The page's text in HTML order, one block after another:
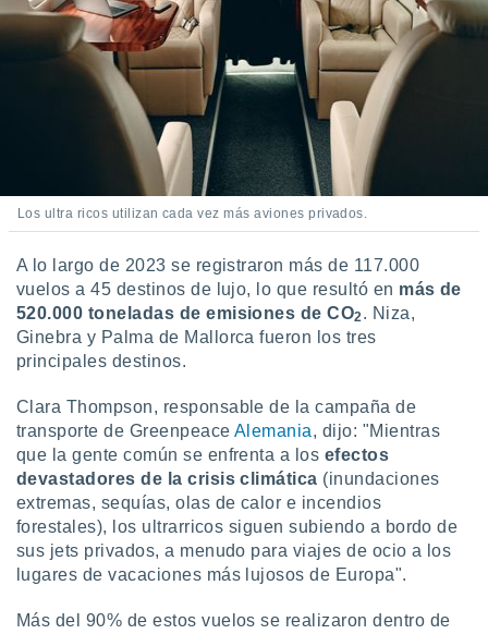
Los ultra ricos utilizan cada vez más aviones privados.
A lo largo de 2023 se registraron más de 117.000
vuelos a 45 destinos de lujo, lo que resultó en más de
520.000 toneladas de emisiones de CO2. Niza,
Ginebra y Palma de Mallorca fueron los tres
principales destinos.
Clara Thompson, responsable de la campaña de
transporte de Greenpeace Alemania, dijo: "Mientras
que la gente común se enfrenta a los efectos
devastadores de la crisis climática (inundaciones
extremas, sequías, olas de calor e incendios
forestales), los ultrarricos siguen subiendo a bordo de
sus jets privados, a menudo para viajes de ocio a los
lugares de vacaciones más lujosos de Europa".
Más del 90% de estos vuelos se realizaron dentro de